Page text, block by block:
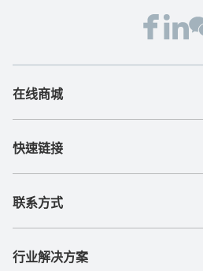
在线商城
快速链接
联系方式
行业解决方案